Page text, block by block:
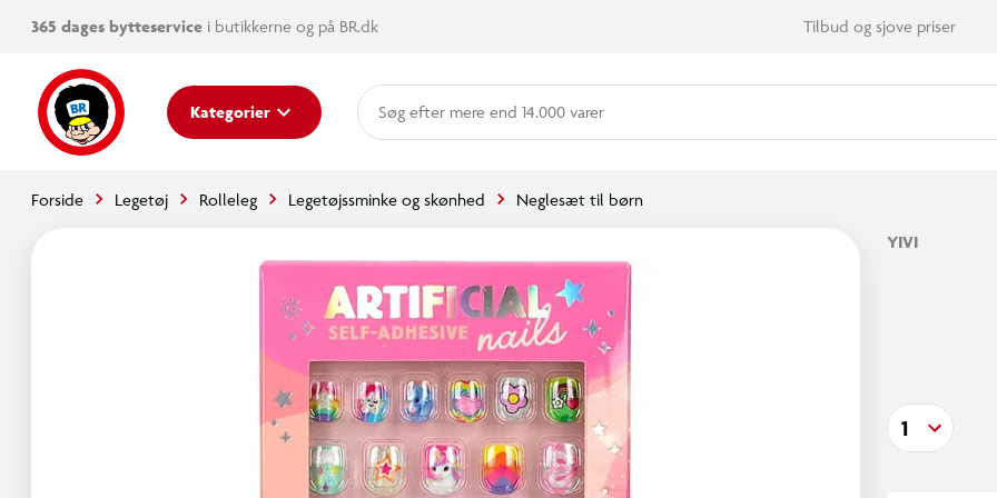
365 dages bytteservice i butikkerne og på BR.dk Tilbud og sjove priser
Kategorier mere end 14.000 varer
Forside Legetøj Rolleleg Legetøjssminke og skønhed Neglesæt til børn
YIVI
1